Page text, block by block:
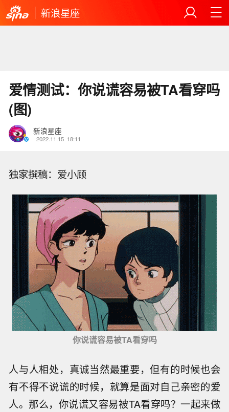
新浪星座
爱情测试：你说谎容易被TA看穿吗
(图)
新浪星座
2022.11.15 18:11
独家撰稿：爱小顾
你说谎容易被TA看穿吗
人与人相处，真诚当然最重要，但有的时候也会
有不得不说谎的时候，就算是面对自己亲密的爱
人。那么，你说谎又容易被TA看穿吗？一起来做